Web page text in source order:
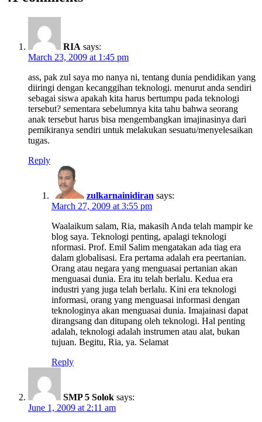
RIA says:
March 23, 2009 at 1:45 pm
ass, pak zul saya mo nanya ni, tentang dunia pendidikan yang
diiringi dengan kecanggihan teknologi. menurut anda sendiri
sebagai siswa apakah kita harus bertumpu pada teknologi
tersebut? sementara sebelumnya kita tahu bahwa seorang
anak tersebut harus bisa mengembangkan imajinasinya dari
pemikiranya sendiri untuk melakukan sesuatu/menyelesaikan
tugas.
Reply
zulkarnainidiran says:
March 27, 2009 at 3:55 pm
Waalaikum salam, Ria, makasih Anda telah mampir ke
blog saya. Teknologi penting, apalagi teknologi
nformasi. Prof. Emil Salim mengatakan ada tiag era
dalam globalisasi. Era pertama adalah era peertanian.
Orang atau negara yang menguasai pertanian akan
menguasai dunia. Era itu telah berlalu. Kedua era
industri yang juga telah berlalu. Kini era teknologi
informasi, orang yang menguasai informasi dengan
teknologinya akan menguasai dunia. Imajainasi dapat
dirangsang dan ditupang oleh teknologi. Hal penting
adalah, teknologi adalah instrumen atau alat, bukan
tujuan. Begitu, Ria, ya. Selamat
Reply
SMP 5 Solok says:
June 1, 2009 at 2:11 am